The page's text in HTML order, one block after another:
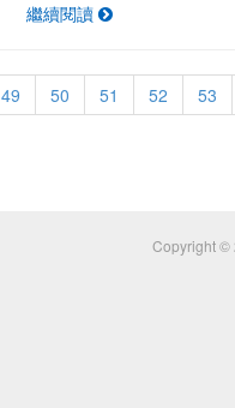
繼續閱讀
49 50 51 52 53
Copyright ©